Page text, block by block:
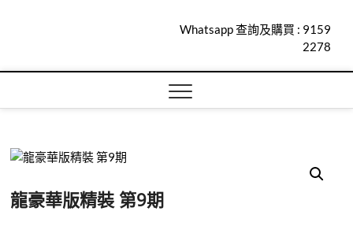
Whatsapp 查詢及購買 : 9159
2278
龍豪華版精裝 第9期